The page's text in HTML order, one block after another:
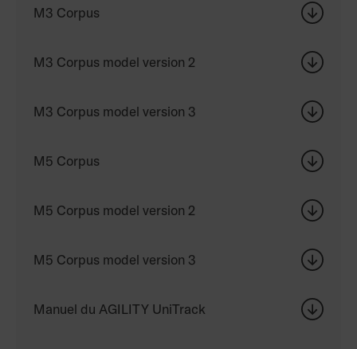
M3 Corpus
M3 Corpus model version 2
M3 Corpus model version 3
M5 Corpus
M5 Corpus model version 2
M5 Corpus model version 3
Manuel du AGILITY UniTrack